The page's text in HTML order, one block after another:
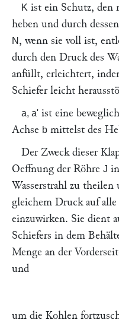
K ist ein Schutz, den
heben und durch
N , wenn sie voll ist,
durch den Druck des
anfüllt, erleichtert,
Schiefer leicht
a, a' ist eine
Achse b mittelst des
Der Zweck dieser
Oeffnung der Röhre J
Wasserstrahl zu
gleichem Druck auf alle
einzuwirken. Sie dient
Schiefers in dem
Menge an der
und
um die Kohlen